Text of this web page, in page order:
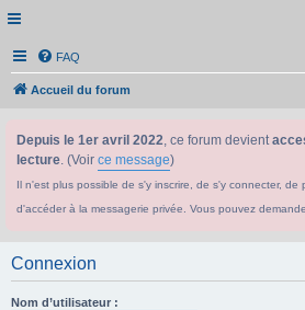
FAQ
Accueil du forum
Depuis le 1er avril 2022, ce forum devient
lecture. (Voir ce message)
Il n'est plus possible de s'y inscrire, de s'y connecter,
d'accéder à la messagerie privée. Vous pouvez
Connexion
Nom d’utilisateur :